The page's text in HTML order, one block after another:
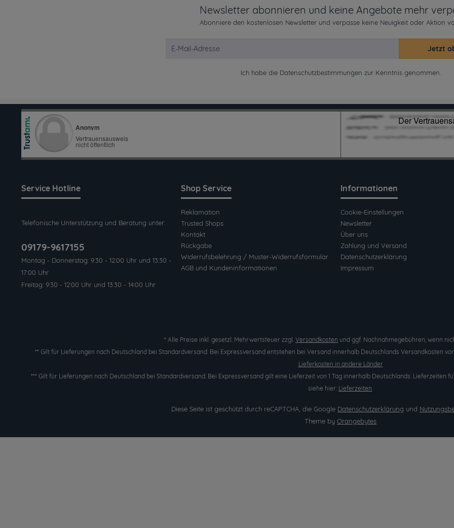
Newsletter abonnieren und keine Angebote mehr
Abonniere den kostenlosen Newsletter und verpasse keine Neuigkeit oder Aktion
Jetzt
Ich habe die Datenschutzbestimmungen zur Kenntnis genommen.
Service Hotline
Telefonische Unterstützung und Beratung unter:
09179-9617155
Montag - Donnerstag: 9:30 - 12:00 Uhr und 13:30 -
17:00 Uhr
Freitag: 9:30 - 12:00 Uhr und 13:30 - 14:00 Uhr
Shop Service
Reklamation
Trusted Shops
Kontakt
Rückgabe
Widerrufsbelehrung / Muster-Widerrufsformular
AGB und Kundeninformationen
Informationen
Cookie-Einstellungen
Newsletter
Über uns
Zahlung und Versand
Datenschutzerklärung
Impressum
* Alle Preise inkl. gesetzl. Mehrwertsteuer zzgl. Versandkosten und ggf. Nachnahmegebühren, wenn
** Gilt für Lieferungen nach Deutschland bei Standardversand. Bei Expressversand entstehen bei Versand innerhalb Deutschlands Versandkosten
Lieferkosten in andere Länder
*** Gilt für Lieferungen nach Deutschland bei Standardversand. Bei Expressversand gilt eine Lieferzeit von 1 Tag innerhalb Deutschlands.
siehe hier: Lieferzeiten.
Diese Seite ist geschützt durch reCAPTCHA, die Google Datenschutzerklärung und
Theme by Orangebytes